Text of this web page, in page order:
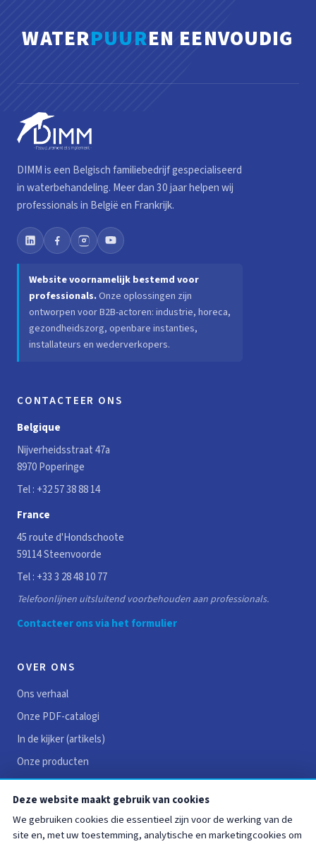
WATERPUUREN EENVOUDIG
DIMM is een Belgisch familiebedrijf gespecialiseerd
in waterbehandeling. Meer dan 30 jaar helpen wij
professionals in België en Frankrijk.
Website voornamelijk bestemd voor
professionals. Onze oplossingen zijn
ontworpen voor B2B-actoren: industrie, horeca,
gezondheidszorg, openbare instanties,
installateurs en wederverkopers.
CONTACTEER ONS
Belgique
Nijverheidsstraat 47a
8970 Poperinge
Tel : +32 57 38 88 14
France
45 route d'Hondschoote
59114 Steenvoorde
Tel : +33 3 28 48 10 77
Telefoonlijnen uitsluitend voorbehouden aan professionals.
Contacteer ons via het formulier
OVER ONS
Ons verhaal
Onze PDF-catalogi
In de kijker (artikels)
Onze producten
Reviews
Vacatures
Contact
Deze website maakt gebruik van cookies
We gebruiken cookies die essentieel zijn voor de werking van de
site en, met uw toestemming, analytische en marketingcookies om